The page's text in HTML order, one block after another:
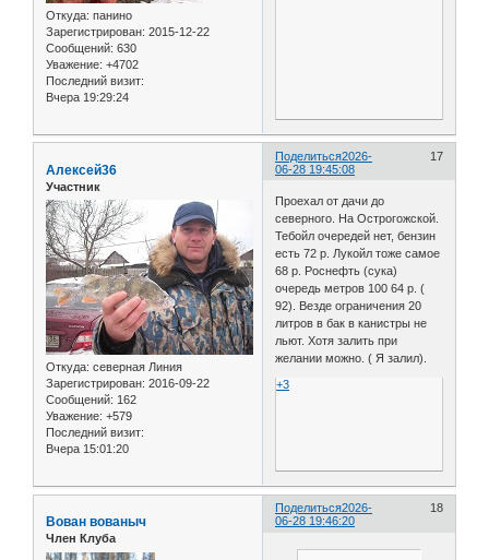
Откуда: панино
Зарегистрирован: 2015-12-22
Сообщений: 630
Уважение: +4702
Последний визит:
Вчера 19:29:24
Поделиться 17
2026-
06-28 19:45:08
Алексей36
Участник
Откуда: северная Линия
Зарегистрирован: 2016-09-22
Сообщений: 162
Уважение: +579
Последний визит:
Вчера 15:01:20
Проехал от дачи до
северного. На Острогожской.
Тебойл очередей нет, бензин
есть 72 р. Лукойл тоже самое
68 р. Роснефть (сука)
очередь метров 100 64 р. (
92). Везде ограничения 20
литров в бак в канистры не
льют. Хотя залить при
желании можно. ( Я залил).
+3
Поделиться 18
2026-
06-28 19:46:20
Вован вованыч
Член Клуба